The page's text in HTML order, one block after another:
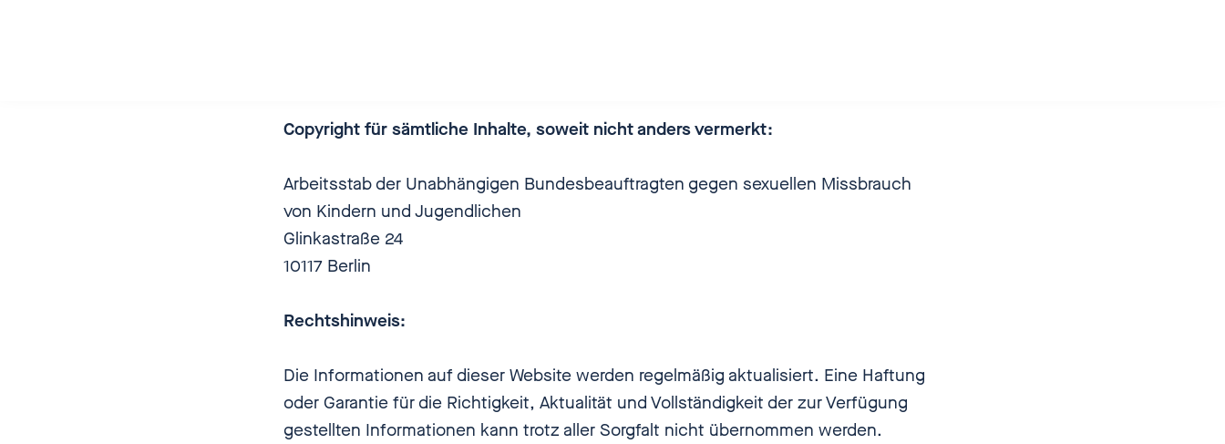
Copyright für sämtliche Inhalte, soweit nicht anders vermerkt:
Arbeitsstab der Unabhängigen Bundesbeauftragten gegen sexuellen Missbrauch
von Kindern und Jugendlichen
Glinkastraße 24
10117 Berlin
Rechtshinweis:
Die Informationen auf dieser Website werden regelmäßig aktualisiert. Eine Haftung
oder Garantie für die Richtigkeit, Aktualität und Vollständigkeit der zur Verfügung
gestellten Informationen kann trotz aller Sorgfalt nicht übernommen werden.